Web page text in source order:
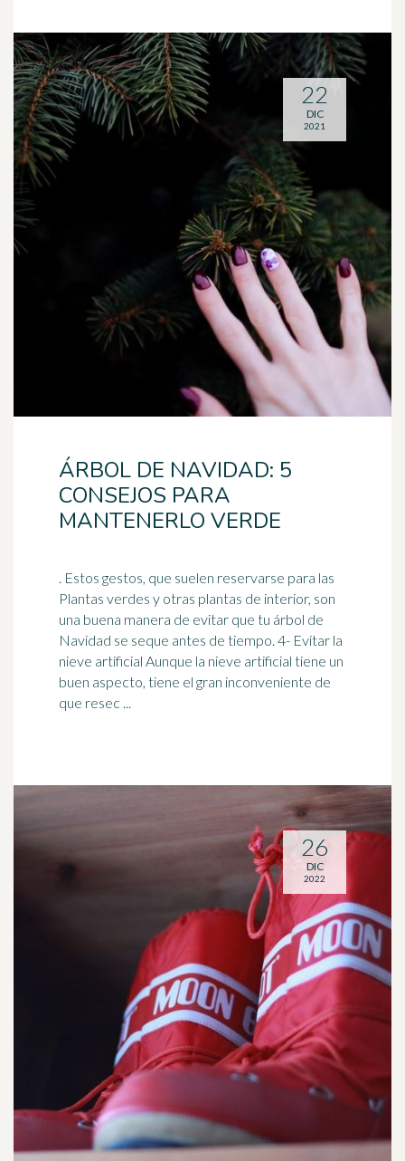
ÁRBOL DE NAVIDAD: 5
CONSEJOS PARA
MANTENERLO VERDE
. Estos gestos, que suelen reservarse para las
Plantas verdes y otras plantas de interior, son
una buena manera de evitar que tu árbol de
Navidad se seque antes de tiempo. 4- Evitar la
nieve artificial Aunque la nieve artificial tiene un
buen aspecto, tiene el gran inconveniente de
que resec ...
22
DIC
2021
26
DIC
2022